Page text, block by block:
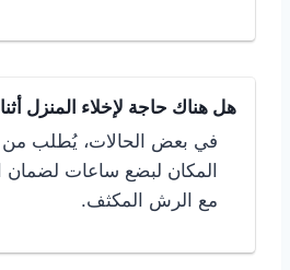
هل هناك حاجة لإخلاء المنزل
في بعض الحالات، يُطلب من
المكان لبضع ساعات لضمان
مع الرش المكثف.